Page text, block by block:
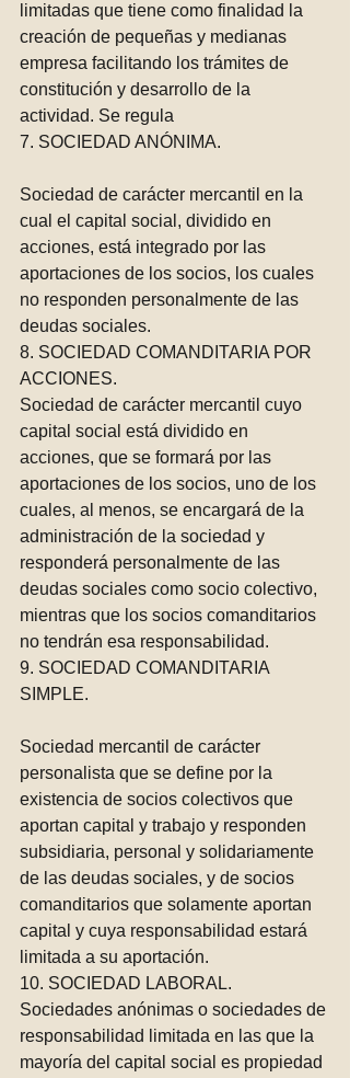
limitadas que tiene como finalidad la
creación de pequeñas y medianas
empresa facilitando los trámites de
constitución y desarrollo de la
actividad. Se regula
7. SOCIEDAD ANÓNIMA.
Sociedad de carácter mercantil en la
cual el capital social, dividido en
acciones, está integrado por las
aportaciones de los socios, los cuales
no responden personalmente de las
deudas sociales.
8. SOCIEDAD COMANDITARIA POR
ACCIONES.
Sociedad de carácter mercantil cuyo
capital social está dividido en
acciones, que se formará por las
aportaciones de los socios, uno de los
cuales, al menos, se encargará de la
administración de la sociedad y
responderá personalmente de las
deudas sociales como socio colectivo,
mientras que los socios comanditarios
no tendrán esa responsabilidad.
9. SOCIEDAD COMANDITARIA
SIMPLE.
Sociedad mercantil de carácter
personalista que se define por la
existencia de socios colectivos que
aportan capital y trabajo y responden
subsidiaria, personal y solidariamente
de las deudas sociales, y de socios
comanditarios que solamente aportan
capital y cuya responsabilidad estará
limitada a su aportación.
10. SOCIEDAD LABORAL.
Sociedades anónimas o sociedades de
responsabilidad limitada en las que la
mayoría del capital social es propiedad